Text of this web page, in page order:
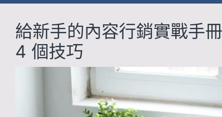
給新手的內容行銷實戰手
4 個技巧